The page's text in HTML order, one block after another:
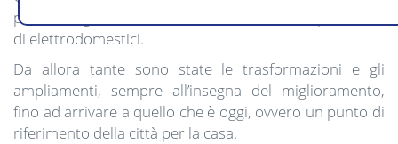
piccolo negozio dedicato alla vendita e alla riparazione
di elettrodomestici.
Da allora tante sono state le trasformazioni e gli
ampliamenti, sempre all’insegna del miglioramento,
fino ad arrivare a quello che è oggi, ovvero un punto di
riferimento della città per la casa.